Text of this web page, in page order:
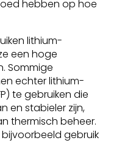
hebben op hoe
lithium-
een hoge
Sommige
echter lithium-
te gebruiken die
en stabieler zijn,
thermisch beheer.
gebruik